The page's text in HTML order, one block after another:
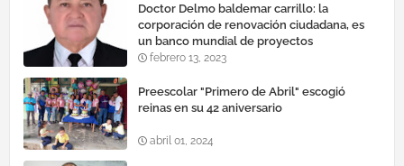
Doctor Delmo baldemar carrillo: la
corporación de renovación ciudadana, es
un banco mundial de proyectos
febrero 13, 2023
Preescolar "Primero de Abril" escogió
reinas en su 42 aniversario
abril 01, 2024